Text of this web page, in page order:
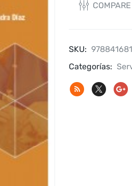
COMPARE
SKU:
Categorías: